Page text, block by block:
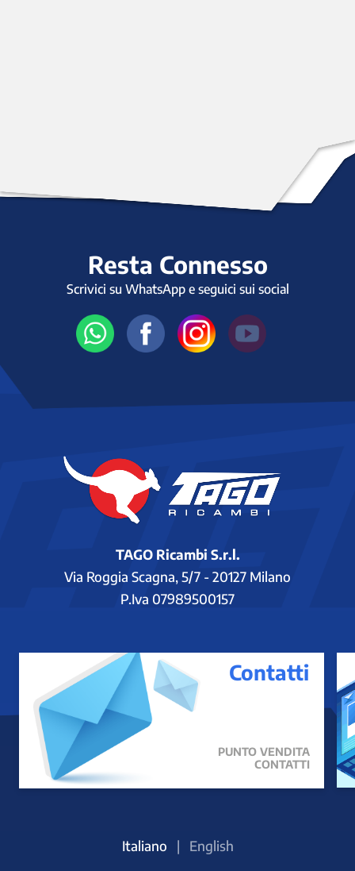
Resta Connesso
Scrivici su WhatsApp e seguici sui social
TAGO Ricambi S.r.l.
Via Roggia Scagna, 5/7 - 20127 Milano
P.Iva 07989500157
Contatti
PUNTO VENDITA
CONTATTI
Italiano | English